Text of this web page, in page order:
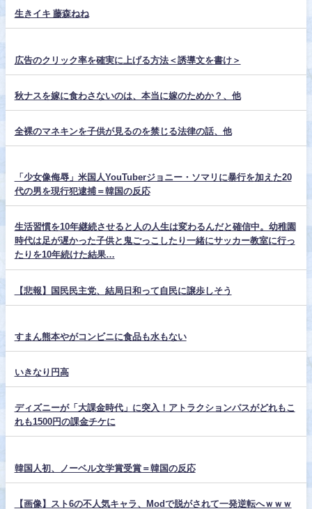
生きイキ 藤森ねね
広告のクリック率を確実に上げる方法＜誘導文を書け＞
秋ナスを嫁に食わさないのは、本当に嫁のためか？、他
全裸のマネキンを子供が見るのを禁じる法律の話、他
「少女像侮辱」米国人YouTuberジョニー・ソマリに暴行を加えた20
代の男を現行犯逮捕＝韓国の反応
生活習慣を10年継続させると人の人生は変わるんだと確信中。幼稚園
時代は足が遅かった子供と鬼ごっこしたり一緒にサッカー教室に行っ
たりを10年続けた結果…
【悲報】国民民主党、結局日和って自民に譲歩しそう
すまん熊本やがコンビニに食品も水もない
いきなり円高
ディズニーが「大課金時代」に突入！アトラクションパスがどれもこ
れも1500円の課金チケに
韓国人初、ノーベル文学賞受賞＝韓国の反応
【画像】スト6の不人気キャラ、Modで脱がされて一発逆転へｗｗｗ